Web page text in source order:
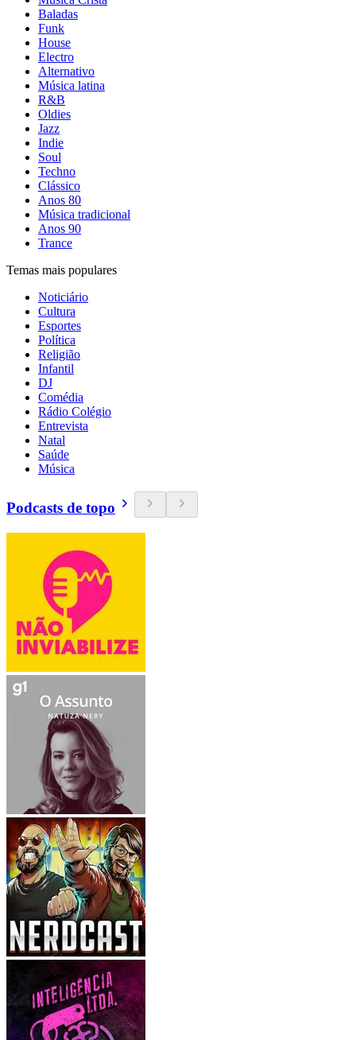
Baladas
Funk
House
Electro
Alternativo
Música latina
R&B
Oldies
Jazz
Indie
Soul
Techno
Clássico
Anos 80
Música tradicional
Anos 90
Trance
Temas mais populares
Noticiário
Cultura
Esportes
Política
Religião
Infantil
DJ
Comédia
Rádio Colégio
Entrevista
Natal
Saúde
Música
Podcasts de topo